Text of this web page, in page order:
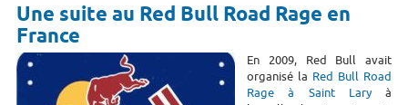
Une suite au Red Bull Road Rage en
France
En 2009, Red Bull avait
organisé la Red Bull Road
Rage à Saint Laryà